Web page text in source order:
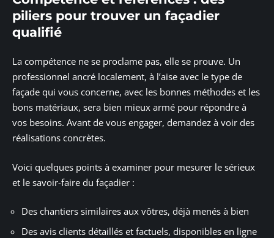
piliers pour trouver un façadier
qualifié
La compétence ne se proclame pas, elle se prouve. Un
professionnel ancré localement, à l’aise avec le type de
façade qui vous concerne, avec les bonnes méthodes et les
bons matériaux, sera bien mieux armé pour répondre à
vos besoins. Avant de vous engager, demandez à voir des
réalisations concrètes.
Voici quelques points à examiner pour mesurer le sérieux
et le savoir-faire du façadier :
Des chantiers similaires aux vôtres, déjà menés à bien
Des avis clients détaillés et factuels, disponibles en ligne